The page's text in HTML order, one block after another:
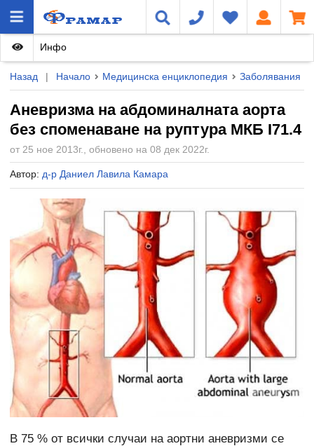
Назад | Начало Медицинска енциклопедия Заболявания
Аневризма на абдоминалната аорта
без споменаване на руптура МКБ I71.4
от 25 ное 2013г., обновено на 08 дек 2022г.
Автор: д-р Даниел Лавила Камара
Инфо
В 75 % от всички случаи на аортни аневризми се